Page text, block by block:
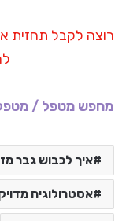
רוצה לקבל תחזית
מחפש מטפל /
איך לכבוש גבר
אסטרולוגיה